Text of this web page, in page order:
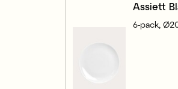
Assiett
6-pack,